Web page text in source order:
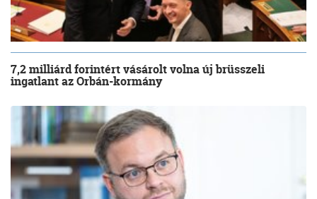
7,2 milliárd forintért vásárolt volna új brüsszeli
ingatlant az Orbán-kormány